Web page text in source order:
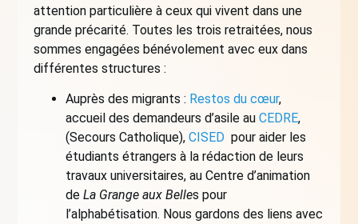
attention particulière à ceux qui vivent dans une
grande précarité. Toutes les trois retraitées, nous
sommes engagées bénévolement avec eux dans
différentes structures :
Auprès des migrants : Restos du cœur,
accueil des demandeurs d’asile auCEDRE,
(Secours Catholique),CISED pour aider les
étudiants étrangers à la rédaction de leurs
travaux universitaires, au Centre d’animation
deLa Grange aux Belles pour
l’alphabétisation. Nous gardons des liens avec